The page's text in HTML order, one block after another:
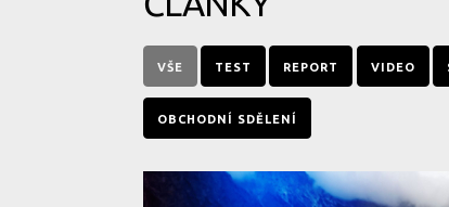
VŠE TEST REPORT VIDEO
OBCHODNÍ SDĚLENÍ